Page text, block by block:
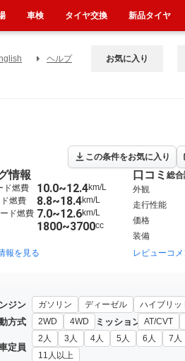
ヘルプ お気に入り
この条件をお気に入り
年10月（50） 1999年1月~2002
情報
ド燃費 10.0~12.4km/L
燃費
8.8~18.4km/L
ド燃費 7.0~12.6km/L
1800~3700cc
報を見る
口コミ 総
外観
走行性能
価格
装備
レビューコ
５ＧＴ」
ジン ガソリン ディーゼル ハイブリッ
方式 2WD 4WD ミッション AT/CVT
定員
2人 3人 4人 5人 6人 7人
11人以上
車検 タイヤ交換 新品タイヤ